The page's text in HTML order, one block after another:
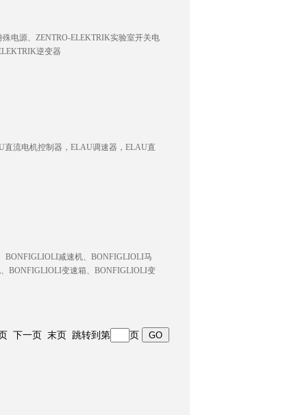
电源、ZENTRO-ELEKTRIK实验室开关电
逆变器
流电机控制器，ELAU调速器，ELAU直
BONFIGLIOLI减速机、BONFIGLIOLI马
BONFIGLIOLI变速箱、BONFIGLIOLI变
下一页 末页 跳转到第 页